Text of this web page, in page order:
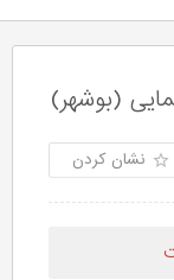
(بوشهر)
نشان کردن